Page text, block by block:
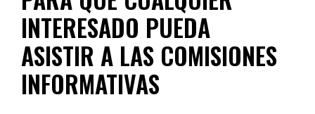
INTERESADO PUEDA
ASISTIR A LAS COMISIONES
INFORMATIVAS